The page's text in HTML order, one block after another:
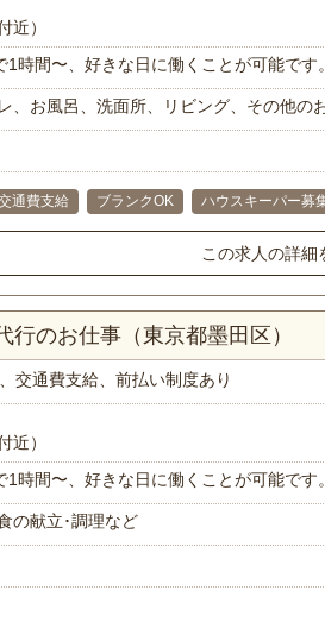
近）
1時間〜、好きな日に働くことが可能です
、お風呂、洗面所、リビング、その他の
通費支給 ブランクOK ハウスキーパー募
この求人の詳細
のお仕事（東京都墨田区）
、交通費支給、前払い制度あり
近）
1時間〜、好きな日に働くことが可能です
の献立･調理など